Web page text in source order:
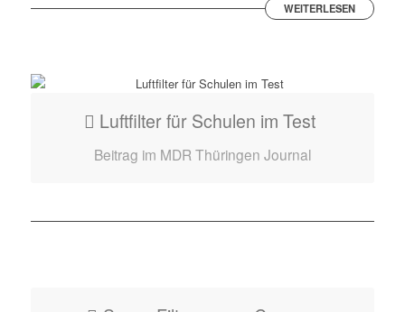
WEITERLESEN
Luftfilter für Schulen im Test
Beitrag im MDR Thüringen Journal